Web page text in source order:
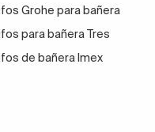
Grohe para bañera
para bañera Tres
de bañera Imex